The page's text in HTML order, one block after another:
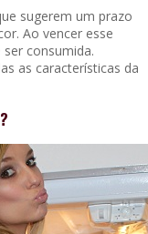
sugerem um prazo
Ao vencer esse
consumida.
as características da